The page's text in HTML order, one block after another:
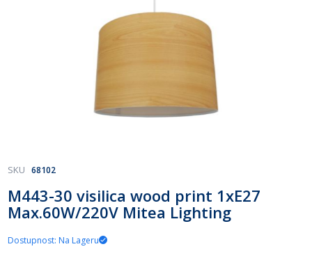
Skip
the
beginning
the
M443-30 visilica wood print 1xE27
Max.60W/220V Mitea Lighting
SKU 68102
Dostupnost: Na Lageru